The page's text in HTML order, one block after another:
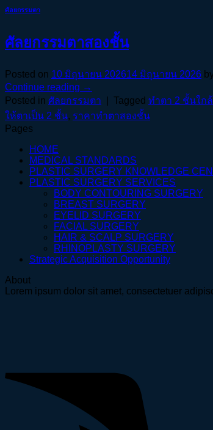
ศัลยกรรมตา
ศัลยกรรมตาสองชั้น
Posted on 10 มิถุนายน 202614 มิถุนายน 2026
Continue reading →
Posted in ศัลยกรรมตา Tagged ทําตา 2 ชั้นใก
ให้ตาเป็น 2 ชั้น, ราคาทําตาสองชั้น
Pages
HOME
MEDICAL STANDARDS
PLASTIC SURGERY KNOWLEDGE
PLASTIC SURGERY SERVICES
BODY CONTOURING SURGERY
BREAST SURGERY
EYELID SURGERY
FACIAL SURGERY
HAIR & SCALP SURGERY
RHINOPLASTY SURGERY
Strategic Acquisition Opportunity
About
Lorem ipsum dolor sit amet, consectetuer